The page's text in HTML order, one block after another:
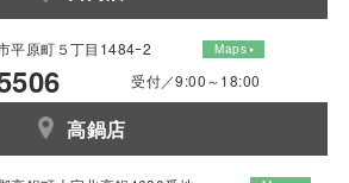
平原町５丁目1484ｰ2 Maps
受付／9:00～18:00
高鍋店